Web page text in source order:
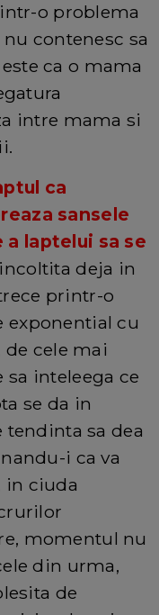
o problema
contenesc sa
ca o mama
intre mama si
ca
sansele
a laptelui sa se
deja in
printr-o
exponential cu
de cele mai
inteleega ce
se da in
tendinta sa dea
i ca va
in ciuda
momentul nu
din urma,
de